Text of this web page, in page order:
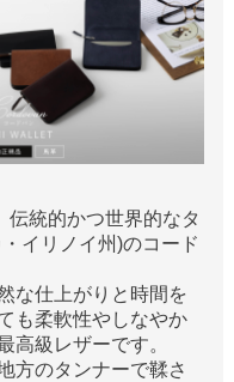
統的かつ世界的なタ
イリノイ州)のコード
な仕上がりと時間を
も柔軟性やしなやか
高級レザーです。
方のタンナーで鞣さ